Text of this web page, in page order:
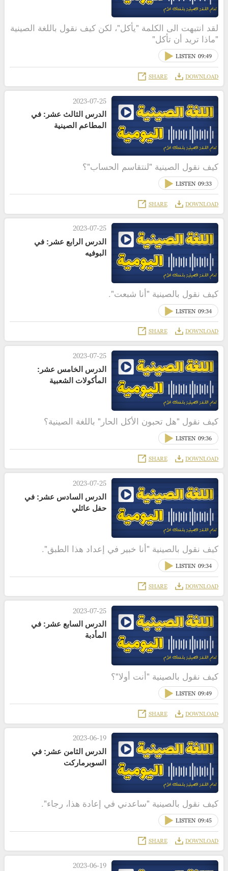
لقد انتبهت الى الكلمة "يأكل"، لكن كيف نقول باللغة الصينية
"ماذا تريد أن تأكل"
LISTEN 09:49
DOWNLOAD
SHARE
2023-07-25
الدرس الثالث عشر: في
المطاعم الصينية
كيف نقول الصينية "لنتقاسم الحساب"؟
LISTEN 09:33
DOWNLOAD
SHARE
2023-07-25
الدرس الرابع عشر: في
البوفيه
كيف نقول بالصينية "أنا شبعت".
LISTEN 09:34
DOWNLOAD
SHARE
2023-07-25
الدرس الخامس عشر:
المأكولات الشعبية
كيف نقول "هل تحبون الأكل الحار" باللغة الصينية؟
LISTEN 09:36
DOWNLOAD
SHARE
2023-07-25
الدرس السادس عشر: في
حفل عائلي
كيف نقول بالصينية "أنا خبير في إعداد هذا الطبق".
LISTEN 09:34
DOWNLOAD
SHARE
2023-07-25
الدرس السابع عشر: في
المأدبة
كيف نقول بالصينية "أنت أولا"؟
LISTEN 09:49
DOWNLOAD
SHARE
2023-06-19
الدرس الثامن عشر: في
السوبرماركت
كيف نقول بالصينية "ساعدني في إعادة هذا، رجاء".
LISTEN 09:45
DOWNLOAD
SHARE
2023-06-19